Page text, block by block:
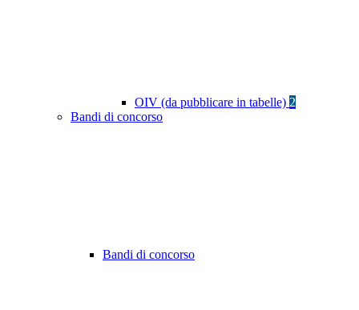
OIV (da pubblicare in tabelle) 2
Bandi di concorso
Bandi di concorso